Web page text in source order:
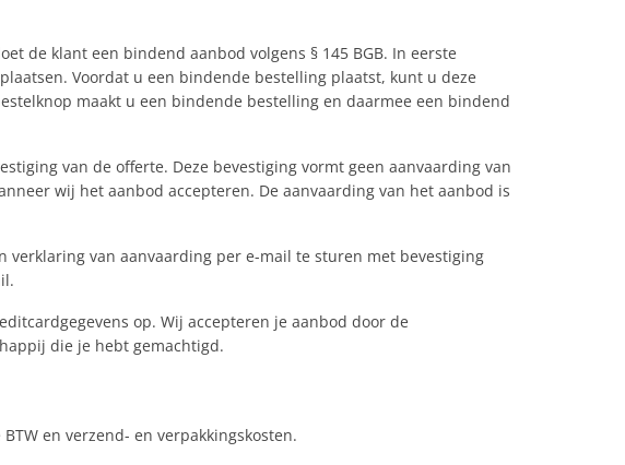
de klant een bindend aanbod volgens § 145 BGB. In eerste
Voordat u een bindende bestelling plaatst, kunt u deze
maakt u een bindende bestelling en daarmee een bindend
van de offerte. Deze bevestiging vormt geen aanvaarding van
wij het aanbod accepteren. De aanvaarding van het aanbod is
van aanvaarding per e-mail te sturen met bevestiging
op. Wij accepteren je aanbod door de
die je hebt gemachtigd.
en verzend- en verpakkingskosten.